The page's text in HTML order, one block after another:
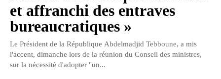
et affranchi des entraves
bureaucratiques »
Le Président de la République Abdelmadjid Tebboune, a mis
l'accent, dimanche lors de la réunion du Conseil des ministres,
sur la nécessité d'adopter "un...